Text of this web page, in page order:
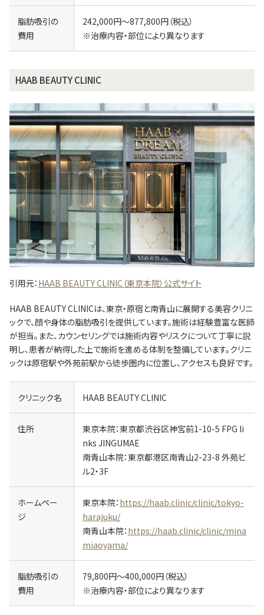
脂肪吸引の
費用
242,000円～877,800円（税込）
※治療内容・部位により異なります
HAAB BEAUTY CLINIC
引用元： HAAB BEAUTY CLINIC（東京本院）公式サイト
HAAB BEAUTY CLINICは、東京・原宿と南青山に展開する美容クリニ
ックで、顔や身体の脂肪吸引を提供しています。施術は経験豊富な医師
が担当。また、カウンセリングでは施術内容やリスクについて丁寧に説
明し、患者が納得した上で施術を進める体制を整備しています。クリニ
ックは原宿駅や外苑前駅から徒歩圏内に位置し、アクセスも良好です。
クリニック名 HAAB BEAUTY CLINIC
住所
東京本院：東京都渋谷区神宮前1-10-5 FPG li
nks JINGUMAE
南青山本院：東京都港区南青山2-23-8 外苑ビ
ル2・3F
ホームペー
ジ
東京本院： https://haab.clinic/clinic/tokyo-
harajuku/
南青山本院： https://haab.clinic/clinic/mina
miaoyama/
脂肪吸引の
費用
79,800円～400,000円（税込）
※治療内容・部位により異なります